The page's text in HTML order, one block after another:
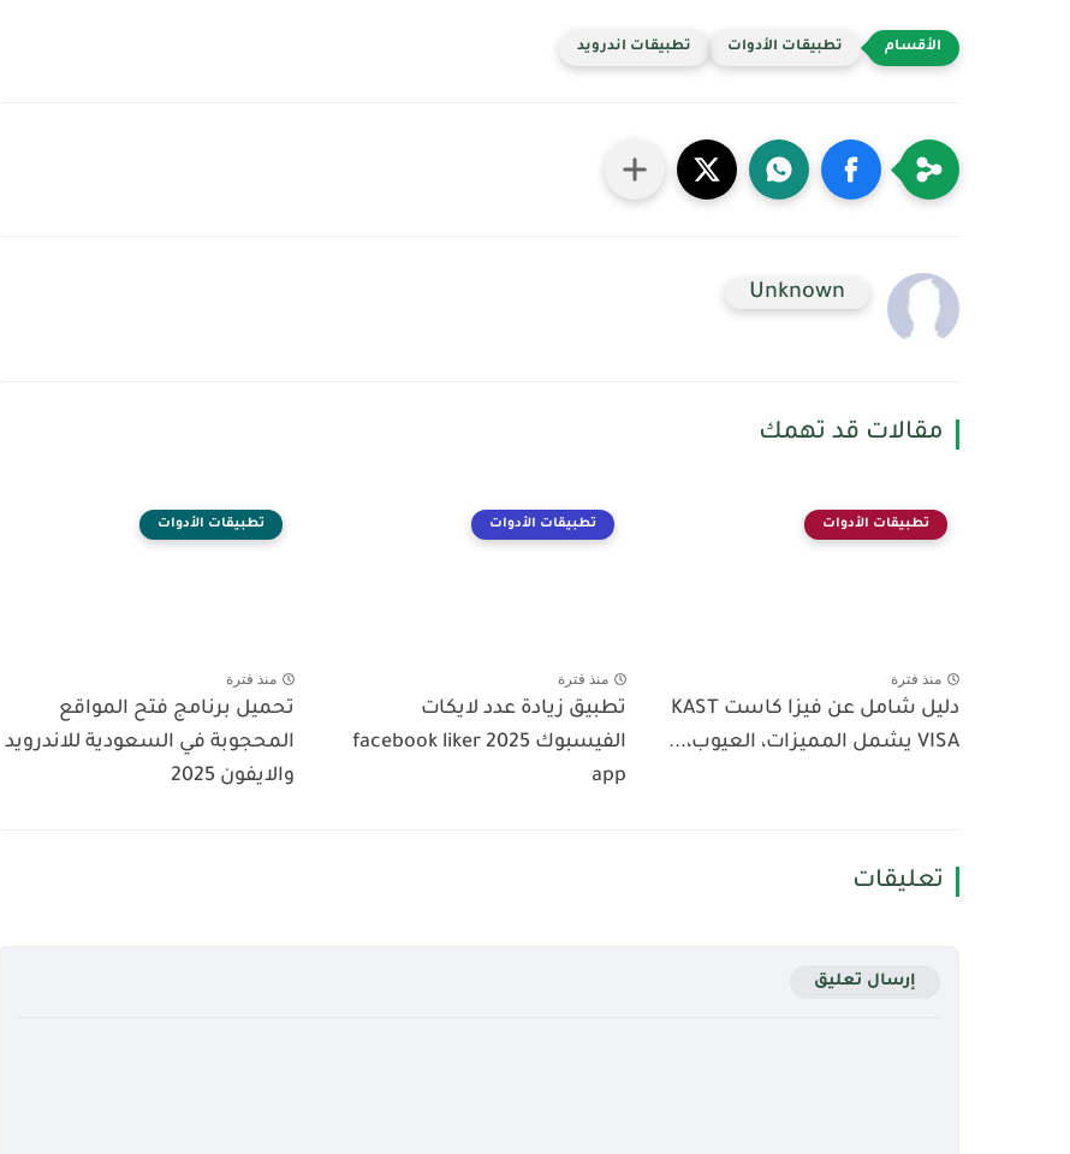
تطبيقات الأدوات تطبيقات اندرويد
Unknown
مقالات قد تهمك
تطبيقات الأدوات
منذ فترة
دليل شامل عن فيزا كاست KAST
VISA يشمل المميزات، العيوب،...
تطبيقات الأدوات
منذ فترة
تطبيق زيادة عدد لايكات
الفيسبوك 2025 facebook liker
app
تطبيقات الأدوات
منذ فترة
تحميل برنامج فتح المواقع
المحجوبة في السعودية للاندرويد
والايفون 2025
تعليقات
إرسال تعليق